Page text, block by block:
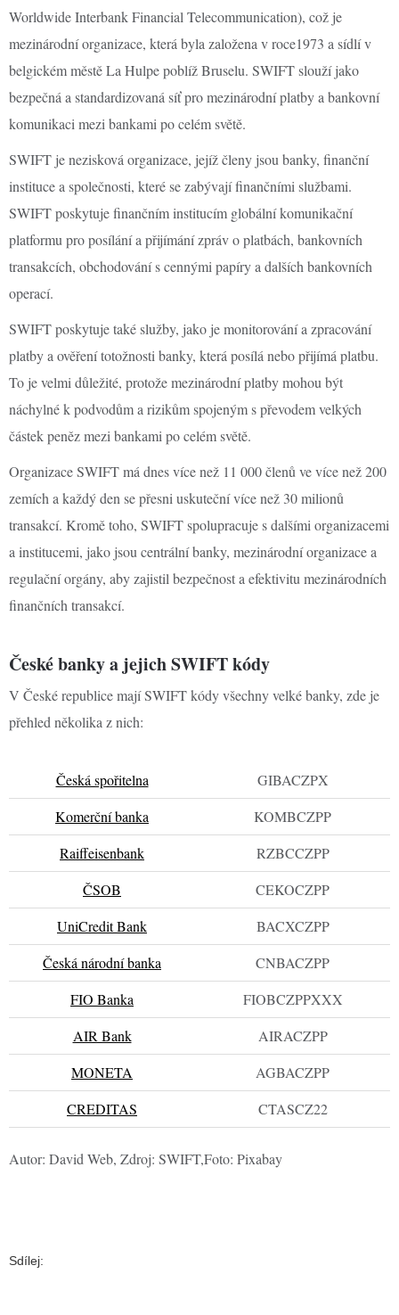
Worldwide Interbank Financial Telecommunication), což je
mezinárodní organizace, která byla založena v roce1973 a sídlí v
belgickém městě La Hulpe poblíž Bruselu. SWIFT slouží jako
bezpečná a standardizovaná síť pro mezinárodní platby a bankovní
komunikaci mezi bankami po celém světě.
SWIFT je nezisková organizace, jejíž členy jsou banky, finanční
instituce a společnosti, které se zabývají finančními službami.
SWIFT poskytuje finančním institucím globální komunikační
platformu pro posílání a přijímání zpráv o platbách, bankovních
transakcích, obchodování s cennými papíry a dalších bankovních
operací.
SWIFT poskytuje také služby, jako je monitorování a zpracování
platby a ověření totožnosti banky, která posílá nebo přijímá platbu.
To je velmi důležité, protože mezinárodní platby mohou být
náchylné k podvodům a rizikům spojeným s převodem velkých
částek peněz mezi bankami po celém světě.
Organizace SWIFT má dnes více než 11 000 členů ve více než 200
zemích a každý den se přesni uskuteční více než 30 milionů
transakcí. Kromě toho, SWIFT spolupracuje s dalšími organizacemi
a institucemi, jako jsou centrální banky, mezinárodní organizace a
regulační orgány, aby zajistil bezpečnost a efektivitu mezinárodních
finančních transakcí.
České banky a jejich SWIFT kódy
V České republice mají SWIFT kódy všechny velké banky, zde je
přehled několika z nich:
Česká spořitelna
GIBACZPX
Komerční banka
KOMBCZPP
Raiffeisenbank
RZBCCZPP
ČSOB
CEKOCZPP
UniCredit Bank
BACXCZPP
Česká národní banka
CNBACZPP
FIO Banka
FIOBCZPPXXX
AIR Bank
AIRACZPP
MONETA
AGBACZPP
CREDITAS
CTASCZ22
Autor: David Web, Zdroj: SWIFT,Foto: Pixabay
Sdílej: